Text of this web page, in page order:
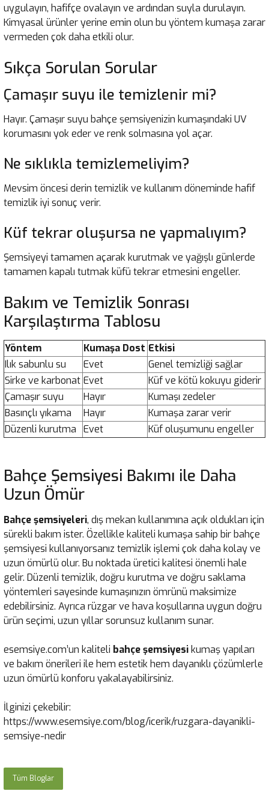
uygulayın, hafifçe ovalayın ve ardından suyla durulayın.
Kimyasal ürünler yerine emin olun bu yöntem kumaşa zarar
vermeden çok daha etkili olur.
Sıkça Sorulan Sorular
Çamaşır suyu ile temizlenir mi?
Hayır. Çamaşır suyu bahçe şemsiyenizin kumaşındaki UV
korumasını yok eder ve renk solmasına yol açar.
Ne sıklıkla temizlemeliyim?
Mevsim öncesi derin temizlik ve kullanım döneminde hafif
temizlik iyi sonuç verir.
Küf tekrar oluşursa ne yapmalıyım?
Şemsiyeyi tamamen açarak kurutmak ve yağışlı günlerde
tamamen kapalı tutmak küfü tekrar etmesini engeller.
Bakım ve Temizlik Sonrası
Karşılaştırma Tablosu
Yöntem Kumaşa Dost Etkisi
Ilık sabunlu su
Evet
Genel temizliği sağlar
Sirke ve karbonat Evet
Küf ve kötü kokuyu giderir
Çamaşır suyu
Hayır
Kumaşı zedeler
Basınçlı yıkama
Hayır
Kumaşa zarar verir
Düzenli kurutma
Evet Küf oluşumunu engeller
Bahçe Şemsiyesi Bakımı ile Daha
Uzun Ömür
Bahçe şemsiyeleri, dış mekan kullanımına açık oldukları için
sürekli bakım ister. Özellikle kaliteli kumaşa sahip bir bahçe
şemsiyesi kullanıyorsanız temizlik işlemi çok daha kolay ve
uzun ömürlü olur. Bu noktada üretici kalitesi önemli hale
gelir. Düzenli temizlik, doğru kurutma ve doğru saklama
yöntemleri sayesinde kumaşınızın ömrünü maksimize
edebilirsiniz. Ayrıca rüzgar ve hava koşullarına uygun doğru
ürün seçimi, uzun yıllar sorunsuz kullanım sunar.
esemsiye.com’un kaliteli bahçe şemsiyesikumaş yapıları
ve bakım önerileri ile hem estetik hem dayanıklı çözümlerle
uzun ömürlü konforu yakalayabilirsiniz.
İlginizi çekebilir:
https://www.esemsiye.com/blog/icerik/ruzgara-dayanikli-
semsiye-nedir
Tüm Bloglar